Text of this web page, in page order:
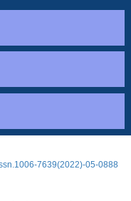
7639(2022)-05-0888